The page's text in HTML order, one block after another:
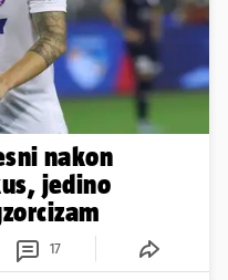
nakon
jedino
17